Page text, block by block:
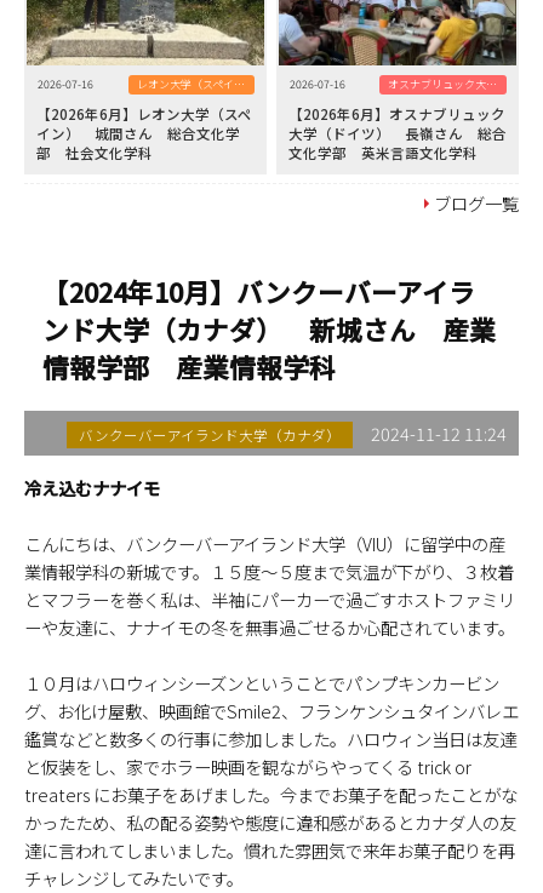
2026-07-16 レオン大学（スペイン）
【2026年6月】レオン大学（スペ
イン） 城間さん 総合文化学
部 社会文化学科
2026-07-16 オスナブリュック大学（ドイツ）
【2026年6月】オスナブリュック
大学（ドイツ） 長嶺さん 総合
文化学部 英米言語文化学科
ブログ一覧
【2024年10月】バンクーバーアイラ
ンド大学（カナダ） 新城さん 産業
情報学部 産業情報学科
バンクーバーアイランド大学（カナダ） 2024-11-12 11:24
冷え込むナナイモ
こんにちは、バンクーバーアイランド大学（VIU）に留学中の産
業情報学科の新城です。１５度～５度まで気温が下がり、３枚着
とマフラーを巻く私は、半袖にパーカーで過ごすホストファミリ
ーや友達に、ナナイモの冬を無事過ごせるか心配されています。
１０月はハロウィンシーズンということでパンプキンカービン
グ、お化け屋敷、映画館でSmile2、フランケンシュタインバレエ
鑑賞などと数多くの行事に参加しました。ハロウィン当日は友達
と仮装をし、家でホラー映画を観ながらやってくる trick or
treaters にお菓子をあげました。今までお菓子を配ったことがな
かったため、私の配る姿勢や態度に違和感があるとカナダ人の友
達に言われてしまいました。慣れた雰囲気で来年お菓子配りを再
チャレンジしてみたいです。